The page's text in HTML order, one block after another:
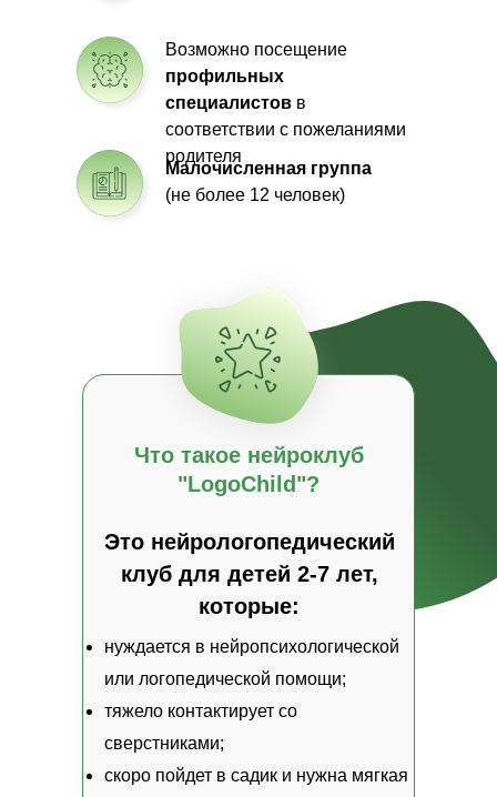
Возможно посещение
профильных
специалистов в
соответствии с пожеланиями
родителя
Малочисленная группа
(не более 12 человек)
нуждается в нейропсихологической
или логопедической помощи;
тяжело контактирует со
сверстниками;
скоро пойдет в садик и нужна мягкая
Что такое нейроклуб
"LogoChild"?
Это нейрологопедический
клуб для детей 2-7 лет,
которые: